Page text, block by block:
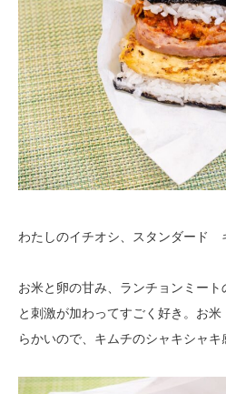
わたしのイチオシ、スタンダード
お米と卵の甘み、ランチョンミー
と刺激が加わってすごく好き。お
らかいので、キムチのシャキシャキ